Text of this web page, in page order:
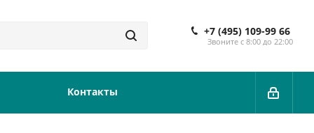
+7 (495) 109-99 66
Звоните с 8:00 до 22:00
Контакты